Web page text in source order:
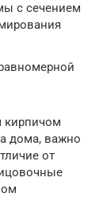
с сечением
кирпичом
дома, важно
от